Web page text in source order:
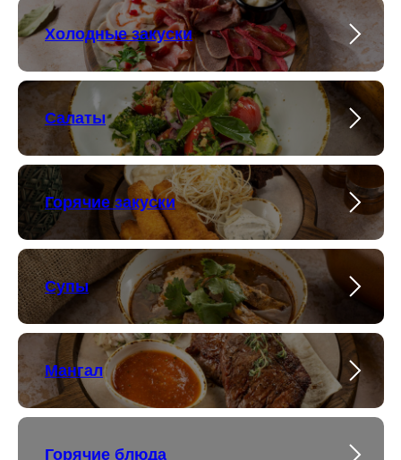
Холодные закуски
Салаты
Горячие закуски
Супы
Мангал
Горячие блюда